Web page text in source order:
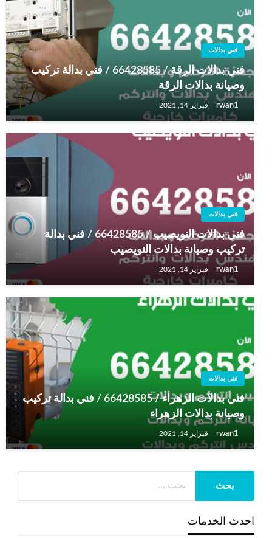
فني بدالات
فني بدالات الرقة / 66428585 / فني بدالة تركيب
وصيانة بدالات الرقة
rwan1 فبراير 14, 2021
فني بدالات
فني بدالات النويصيب / 66428585 / فني بدالة
تركيب وصيانة بدالات النويصيب
rwan1 فبراير 14, 2021
فني بدالات
فني بدالات الزهراء / 66428585 / فني بدالة تركيب
وصيانة بدالات الزهراء
rwan1 فبراير 14, 2021
احدث الخدمات